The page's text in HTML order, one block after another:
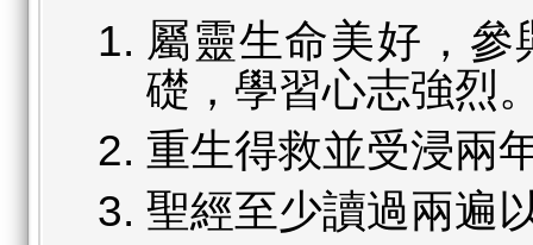
屬靈生命美好，
礎，學習心志強烈
重生得救並受浸兩
聖經至少讀過兩遍